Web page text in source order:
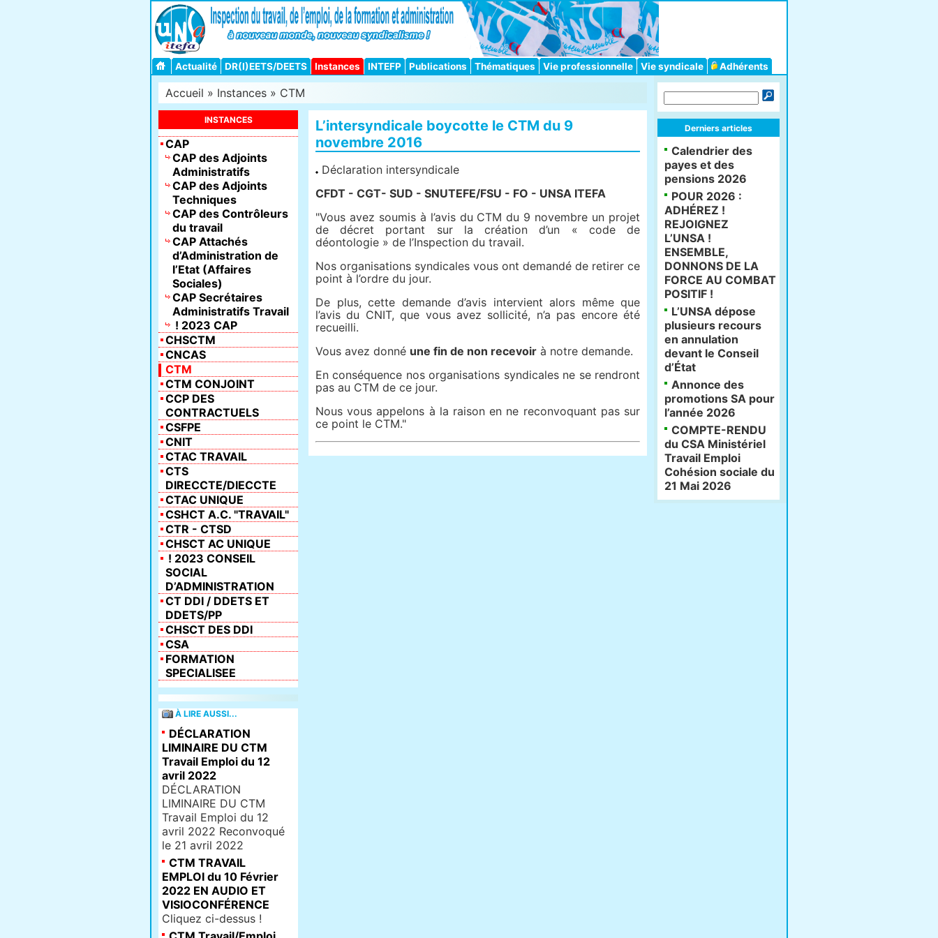
Actualité DR(I)EETS/DEETS Instances INTEFP Publications Thématiques Vie professionnelle Vie syndicale Adhérents
Accueil » Instances » CTM
L’intersyndicale boycotte le CTM du 9
novembre 2016
Déclaration intersyndicale
CFDT - CGT- SUD - SNUTEFE/FSU - FO - UNSA ITEFA
"Vous avez soumis à l’avis du CTM du 9 novembre un projet
de décret portant sur la création d’un « code de
déontologie » de l’Inspection du travail.
Nos organisations syndicales vous ont demandé de retirer ce
point à l’ordre du jour.
De plus, cette demande d’avis intervient alors même que
l’avis du CNIT, que vous avez sollicité, n’a pas encore été
recueilli.
Vous avez donné une fin de non recevoir à notre demande.
En conséquence nos organisations syndicales ne se rendront
pas au CTM de ce jour.
Nous vous appelons à la raison en ne reconvoquant pas sur
ce point le CTM."
INSTANCES
CAP
CAP des Adjoints
Administratifs
CAP des Adjoints
Techniques
CAP des Contrôleurs
du travail
CAP Attachés
d’Administration de
l’Etat (Affaires
Sociales)
CAP Secrétaires
Administratifs Travail
! 2023 CAP
CHSCTM
CNCAS
CTM
CTM CONJOINT
CCP DES
CONTRACTUELS
CSFPE
CNIT
CTAC TRAVAIL
CTS
DIRECCTE/DIECCTE
CTAC UNIQUE
CSHCT A.C. "TRAVAIL"
CTR - CTSD
CHSCT AC UNIQUE
! 2023 CONSEIL
SOCIAL
D’ADMINISTRATION
CT DDI / DDETS ET
DDETS/PP
CHSCT DES DDI
CSA
FORMATION
SPECIALISEE
À LIRE AUSSI...
DÉCLARATION
LIMINAIRE DU CTM
Travail Emploi du 12
avril 2022
DÉCLARATION
LIMINAIRE DU CTM
Travail Emploi du 12
avril 2022 Reconvoqué
le 21 avril 2022
CTM TRAVAIL
EMPLOI du 10 Février
2022 EN AUDIO ET
VISIOCONFÉRENCE
Cliquez ci-dessus !
Derniers articles
Calendrier des
payes et des
pensions 2026
POUR 2026 :
ADHÉREZ !
REJOIGNEZ
L’UNSA !
ENSEMBLE,
DONNONS DE LA
FORCE AU COMBAT
POSITIF !
L’UNSA dépose
plusieurs recours
en annulation
devant le Conseil
d’État
Annonce des
promotions SA pour
l’année 2026
COMPTE-RENDU
du CSA Ministériel
Travail Emploi
Cohésion sociale du
21 Mai 2026